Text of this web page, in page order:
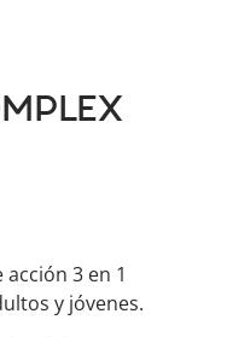
3 en 1
y jóvenes.